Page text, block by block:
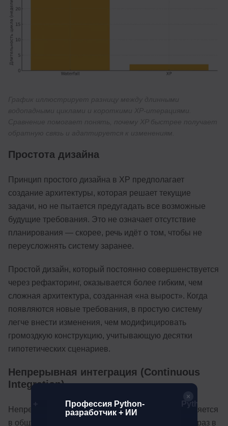
Простота дизайна
Принцип простого дизайна в XP предполагает
создание архитектуры, которая решает текущие
задачи, но не пытается предугадать все возможные
будущие требования. Это не означает отсутствие
планирования — скорее, речь идёт о том, чтобы не
переусложнять систему заранее.
Простой дизайн, который постоянно совершенствуется
через рефакторинг, оказывается более гибким, чем
сложная архитектура, созданная «на вырост». Когда
появляются новые требования, в простую систему
легче внести изменения, чем модифицировать
громоздкую конструкцию, учитывающую десятки
гипотетических сценариев.
Непрерывная интеграция (Continuous
Integration)
Непрерывная интеграция означает, что код внедряется
в общую кодовую базу несколько раз в день, а не раз в
Профессия Python-
разработчик + ИИ
Python-